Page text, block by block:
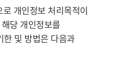
개인정보 처리목적이
당 개인정보를
및 방법은 다음과